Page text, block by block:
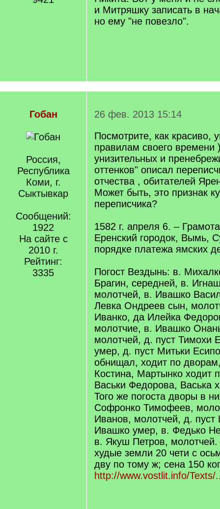
и Митряшку записать в
но ему "не повезло".
Гобан
Россия,
Республика
Коми, г.
Сыктывкар
Сообщений:
1922
На сайте с
2010 г.
Рейтинг:
3335
26 фев. 2013 15:14
Посмотрите, как красиво,
правилам своего времени
унизительных и
оттенков" описал
отчества , обитателей
Может быть, это признак
переписчика?
1582 г. апреля 6. –
Еренский городок, Вымь,
порядке платежа ямских
Погост Вездынь: в.
Брагин, середней, в.
молотчей, в. Ивашко
Левка Ондреев сын,
Иванко, да Илейка
молотчие, в. Ивашко
молотчей, д. пуст Тимохи
умер, д. пуст Митьки
обнищал, ходит по
Костина, Мартынко ходит
Васьки Федорова, Васька
Того же погоста дворы в
Софронко Тимофеев,
Иванов, молотчей, д.
Ивашко умер, в. Федько
в. Якуш Петров,
худые земли 20 чети с
дву по тому ж; сена 150
http://www.vostlit.info/